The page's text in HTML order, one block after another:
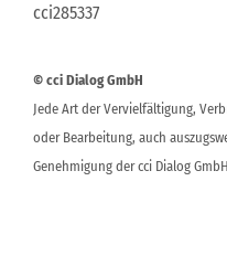
cci285337
© cci Dialog GmbH
Jede Art der Vervielfältigung,
oder Bearbeitung, auch
Genehmigung der cci Dialog